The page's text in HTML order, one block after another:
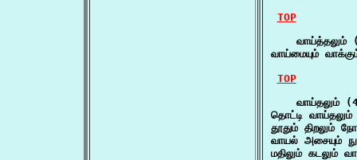
TOP
வாய்த்தலும்
வாய்மையும்
TOP
வாய்தலும்
தொட்டி
தூதும் திறலும்
வாயல் அசையும்
மதிலும் கடலும்